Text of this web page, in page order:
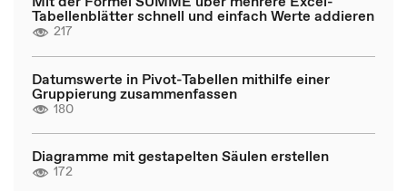
Tabellenblätter schnell und einfach Werte addieren
217
Datumswerte in Pivot-Tabellen mithilfe einer
Gruppierung zusammenfassen
180
Diagramme mit gestapelten Säulen erstellen
172